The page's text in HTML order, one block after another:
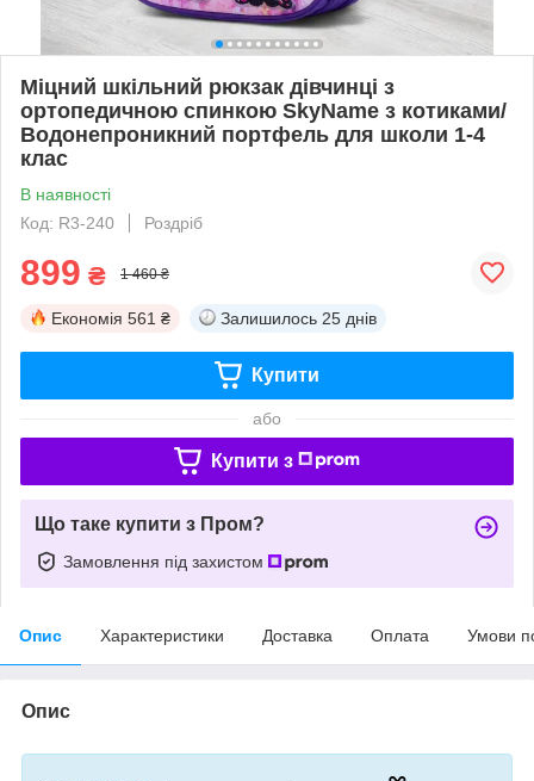
Міцний шкільний рюкзак дівчинці з
ортопедичною спинкою SkyName з котиками/
Водонепроникний портфель для школи 1-4
клас
В наявності
Код: R3-240
Роздріб
899 ₴ 1 460 ₴
Економія 561 ₴ Залишилось 25 днів
Купити
або
Купити з
Що таке купити з Пром?
Замовлення під захистом
Опис Характеристики Доставка Оплата Умови
Опис